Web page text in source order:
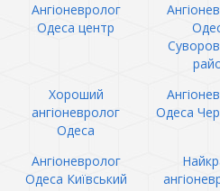
Ангіоневролог
Одеса центр
Хороший
ангіоневролог
Одеса
Одеса
Ангіоневролог
Одеса Київський